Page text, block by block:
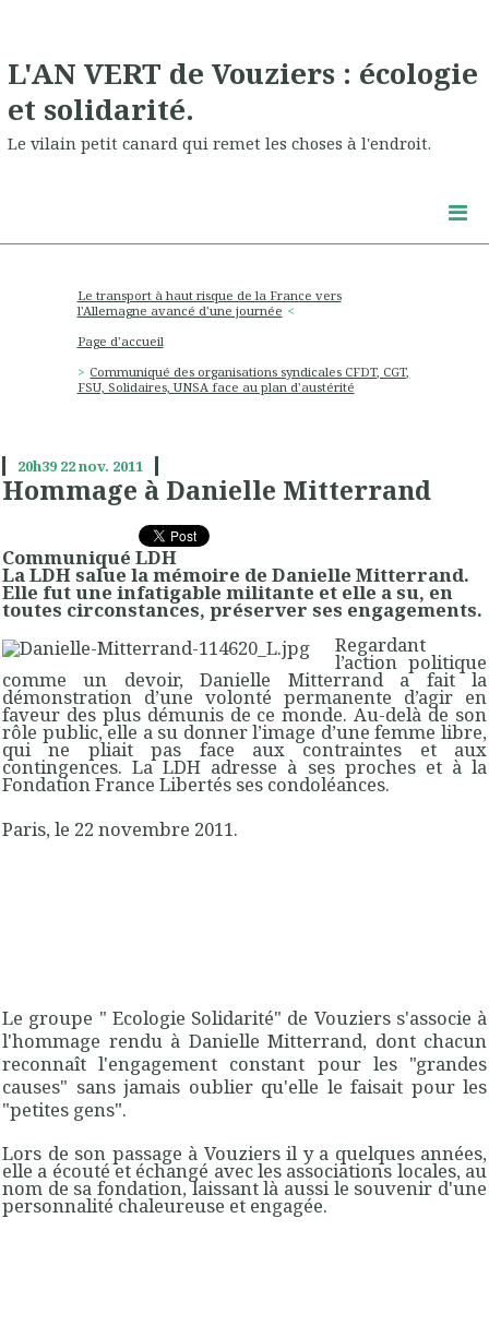
L'AN VERT de Vouziers : écologie
et solidarité.
Le vilain petit canard qui remet les choses à l'endroit.
Le transport à haut risque de la France vers
l'Allemagne avancé d'une journée
Page d'accueil
Communiqué des organisations syndicales CFDT, CGT,
FSU, Solidaires, UNSA face au plan d'austérité
20h39 22nov. 2011
Hommage à Danielle Mitterrand
Communiqué LDH
La LDH salue la mémoire de Danielle Mitterrand.
Elle fut une infatigable militante et elle a su, en
toutes circonstances, préserver ses engagements.
Regardant
l’action politique
comme un devoir, Danielle Mitterrand a fait la
démonstration d’une volonté permanente d’agir en
faveur des plus démunis de ce monde. Au-delà de son
rôle public, elle a su donner l’image d’une femme libre,
qui ne pliait pas face aux contraintes et aux
contingences. La LDH adresse à ses proches et à la
Fondation France Libertés ses condoléances.
Paris, le 22 novembre 2011.
Le groupe " Ecologie Solidarité" de Vouziers s'associe à
l'hommage rendu à Danielle Mitterrand, dont chacun
reconnaît l'engagement constant pour les "grandes
causes" sans jamais oublier qu'elle le faisait pour les
"petites gens".
Lors de son passage à Vouziers il y a quelques années,
elle a écouté et échangé avec les associations locales, au
nom de sa fondation, laissant là aussi le souvenir d'une
personnalité chaleureuse et engagée.